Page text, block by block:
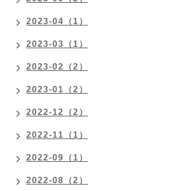
2023-04（1）
2023-03（1）
2023-02（2）
2023-01（2）
2022-12（2）
2022-11（1）
2022-09（1）
2022-08（2）